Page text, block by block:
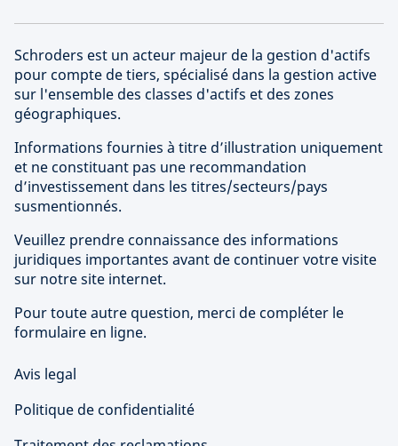
Schroders est un acteur majeur de la gestion d'actifs
pour compte de tiers, spécialisé dans la gestion active
sur l'ensemble des classes d'actifs et des zones
géographiques.
Informations fournies à titre d’illustration uniquement
et ne constituant pas une recommandation
d’investissement dans les titres/secteurs/pays
susmentionnés.
Veuillez prendre connaissance des informations
juridiques importantes avant de continuer votre visite
sur notre site internet.
Pour toute autre question, merci de compléter le
formulaire en ligne.
Avis legal
Politique de confidentialité